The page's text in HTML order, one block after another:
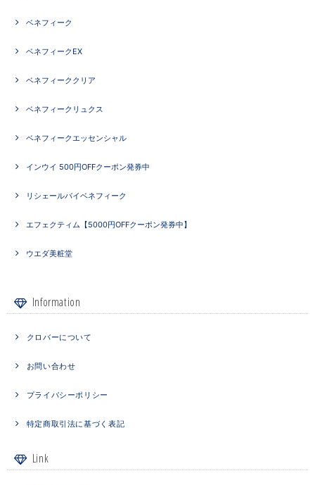
ベネフィーク
ベネフィークEX
ベネフィーククリア
ベネフィークリュクス
ベネフィークエッセンシャル
インウイ 500円OFFクーポン発券中
リシェールバイベネフィーク
エフェクティム【5000円OFFクーポン発券中】
ウエダ美粧堂
Information
クロバーについて
お問い合わせ
プライバシーポリシー
特定商取引法に基づく表記
Link